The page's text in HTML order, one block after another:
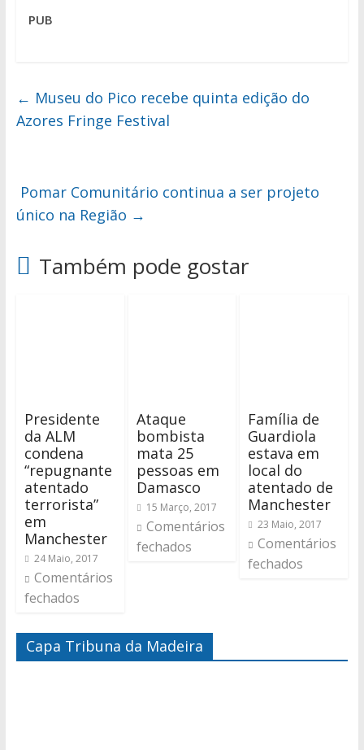
PUB
← Museu do Pico recebe quinta edição do
Azores Fringe Festival
Pomar Comunitário continua a ser projeto
único na Região →
Também pode gostar
Presidente
da ALM
condena
“repugnante
atentado
terrorista”
em
Manchester
24 Maio, 2017
Comentários
fechados
Ataque
bombista
mata 25
pessoas em
Damasco
15 Março, 2017
Comentários
fechados
Família de
Guardiola
estava em
local do
atentado de
Manchester
23 Maio, 2017
Comentários
fechados
Capa Tribuna da Madeira